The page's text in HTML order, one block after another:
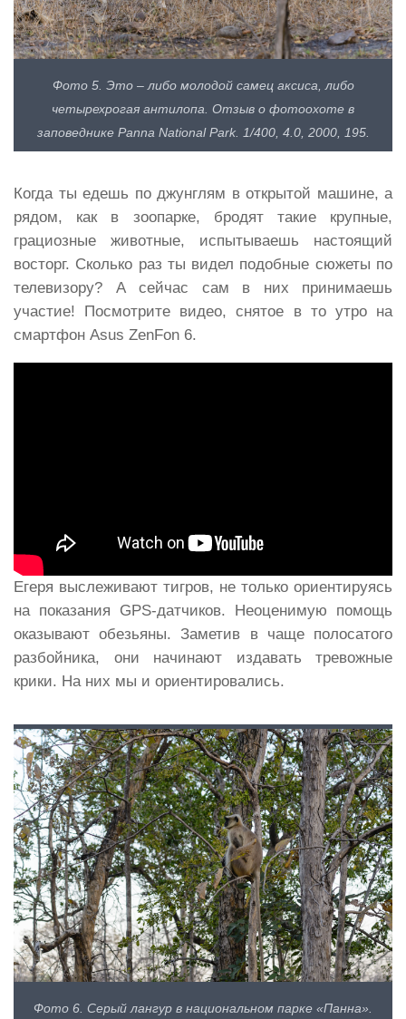
Фото 5. Это – либо молодой самец аксиса, либо
четырехрогая антилопа. Отзыв о фотоохоте в
заповеднике Panna National Park. 1/400, 4.0, 2000, 195.
Когда ты едешь по джунглям в открытой машине, а
рядом, как в зоопарке, бродят такие крупные,
грациозные животные, испытываешь настоящий
восторг. Сколько раз ты видел подобные сюжеты по
телевизору? А сейчас сам в них принимаешь
участие! Посмотрите видео, снятое в то утро на
смартфон Asus ZenFon 6.
Егеря выслеживают тигров, не только ориентируясь
на показания GPS-датчиков. Неоценимую помощь
оказывают обезьяны. Заметив в чаще полосатого
разбойника, они начинают издавать тревожные
крики. На них мы и ориентировались.
Фото 6. Серый лангур в национальном парке «Панна».